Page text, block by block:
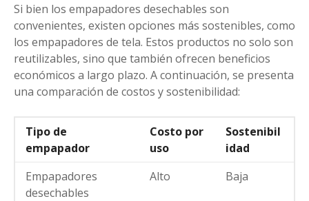
Si bien los empapadores desechables son
convenientes, existen opciones más sostenibles, como
los empapadores de tela. Estos productos no solo son
reutilizables, sino que también ofrecen beneficios
económicos a largo plazo. A continuación, se presenta
una comparación de costos y sostenibilidad:
Tipo de
empapador
Costo por
uso
Sostenibil
idad
Empapadores
desechables
Alto Baja